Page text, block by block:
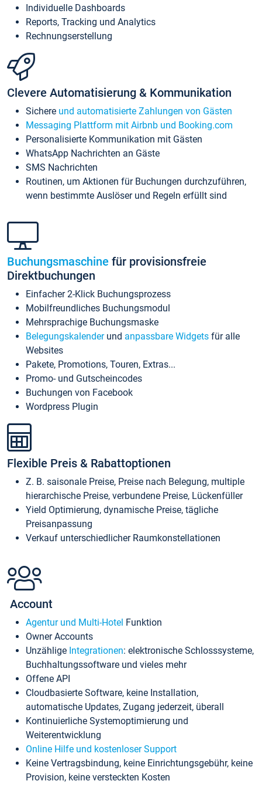
Individuelle Dashboards
Reports, Tracking und Analytics
Rechnungserstellung
Clevere Automatisierung & Kommunikation
Sichere und automatisierte Zahlungen von Gästen
Messaging Plattform mit Airbnb und Booking.com
Personalisierte Kommunikation mit Gästen
WhatsApp Nachrichten an Gäste
SMS Nachrichten
Routinen, um Aktionen für Buchungen durchzuführen,
wenn bestimmte Auslöser und Regeln erfüllt sind
Buchungsmaschine für provisionsfreie
Direktbuchungen
Einfacher 2-Klick Buchungsprozess
Mobilfreundliches Buchungsmodul
Mehrsprachige Buchungsmaske
Belegungskalenderund anpassbare Widgets für alle
Websites
Pakete, Promotions, Touren, Extras...
Promo- und Gutscheincodes
Buchungen von Facebook
Wordpress Plugin
Flexible Preis & Rabattoptionen
Z. B. saisonale Preise, Preise nach Belegung, multiple
hierarchische Preise, verbundene Preise, Lückenfüller
Yield Optimierung, dynamische Preise, tägliche
Preisanpassung
Verkauf unterschiedlicher Raumkonstellationen
Account
Agentur und Multi-Hotel Funktion
Owner Accounts
Unzählige Integrationen: elektronische Schlosssysteme,
Buchhaltungssoftware und vieles mehr
Offene API
Cloudbasierte Software, keine Installation,
automatische Updates, Zugang jederzeit, überall
Kontinuierliche Systemoptimierung und
Weiterentwicklung
Online Hilfe und kostenloser Support
Keine Vertragsbindung, keine Einrichtungsgebühr, keine
Provision, keine versteckten Kosten